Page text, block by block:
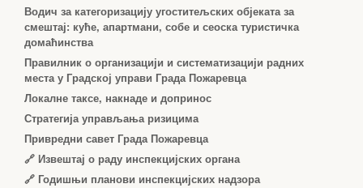
Водич за категоризацију угоститељских објеката за
смештај: куће, апартмани, собе и сеоска туристичка
домаћинства
Правилник о организацији и систематизацији радних
места у Градској управи Града Пожаревца
Локалне таксе, накнаде и допринос
Стратегија управљања ризицима
Привредни савет Града Пожаревца
🔗 Извештај о раду инспекцијских органа
🔗 Годишњи планови инспекцијских надзора